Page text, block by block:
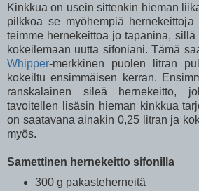
Kinkkua on usein sittenkin hieman
pilkkoa se myöhempiä
teimme hernekeittoa jo tapanina,
kokeilemaan uutta sifoniani. Tämä
Whipper-merkkinen puolen litran
kokeiltu ensimmäisen kerran.
ranskalainen sileä hernekeitto,
tavoitellen lisäsin hieman kinkkua
on saatavana ainakin 0,25 litran ja
myös.
Samettinen hernekeitto sifonilla
300 g pakasteherneitä